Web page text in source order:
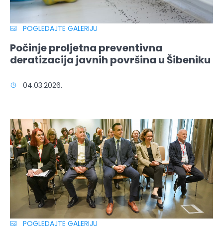
POGLEDAJTE GALERIJU
Počinje proljetna preventivna
deratizacija javnih površina u Šibeniku
04.03.2026.
POGLEDAJTE GALERIJU